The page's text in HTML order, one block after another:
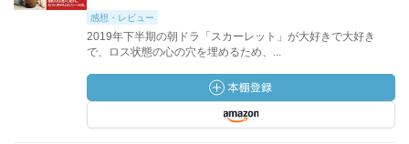
感想・レビュー
2019年下半期の朝ドラ「スカーレット」が大好きで大好き
で、ロス状態の心の穴を埋めるため、...